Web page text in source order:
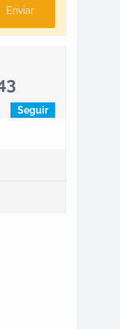
Enviar
Seguir